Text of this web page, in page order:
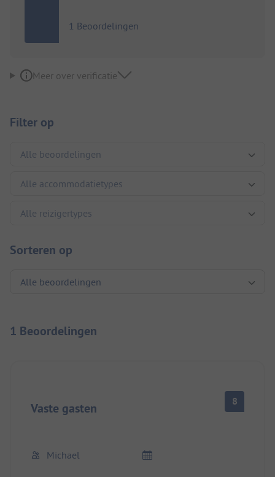
1 Beoordelingen
Meer over verificatie
Filter op
Sorteren op
1 Beoordelingen
Vaste gasten 8
Michael